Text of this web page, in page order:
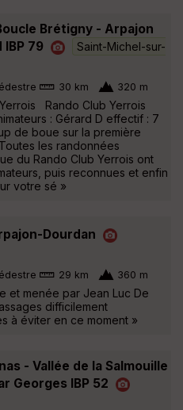
Brétigny - Arpajon
IBP 79
Saint-Michel-sur-
30 km 320 m
Rando Club Yerrois
: Gérard D effectif : 7
de boue sur la première
les randonnées
du Rando Club Yerrois ont
puis reconnues et enfin
votre sé »
Dourdan
29 km 360 m
et menée par Jean Luc De
difficilement
à éviter en ce moment »
- Vallée de la Salmouille
Georges IBP 52